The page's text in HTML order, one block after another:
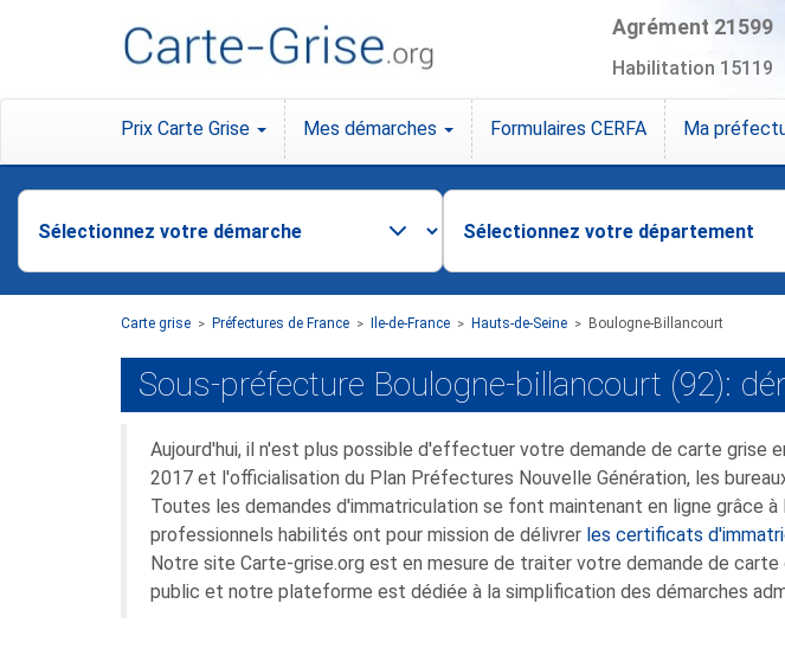
Agrément 21599
Habilitation 15119
Prix Carte Grise Mes démarches Formulaires CERFA Ma
Carte grise > Préfectures de France > Ile-de-France > Hauts-de-Seine > Boulogne-Billancourt
Sous-préfecture Boulogne-billancourt (92):
Aujourd'hui, il n'est plus possible d'effectuer votre demande de carte
2017 et l'officialisation du Plan Préfectures Nouvelle Génération, les
Toutes les demandes d'immatriculation se font maintenant en ligne grâce
professionnels habilités ont pour mission de délivrer les certificats
Notre site Carte-grise.org est en mesure de traiter votre demande de
public et notre plateforme est dédiée à la simplification des démarches